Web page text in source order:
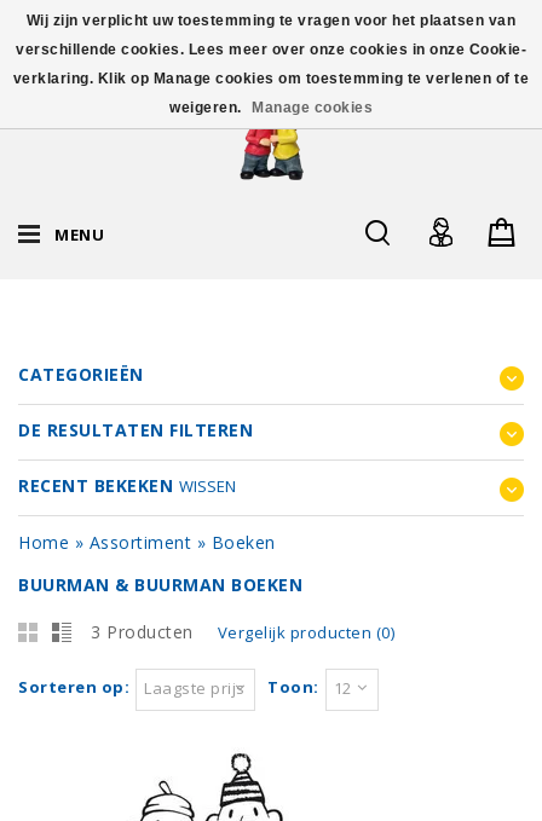
MENU
CATEGORIEËN
DE RESULTATEN FILTEREN
RECENT BEKEKEN WISSEN
Home » Assortiment » Boeken
BUURMAN & BUURMAN BOEKEN
3 Producten Vergelijk producten (0)
Sorteren op: Laagste prijs Toon: 12
Wij zijn verplicht uw toestemming te vragen voor het plaatsen van
verschillende cookies. Lees meer over onze cookies in onze Cookie-
verklaring. Klik op Manage cookies om toestemming te verlenen of te
weigeren.
Manage cookies